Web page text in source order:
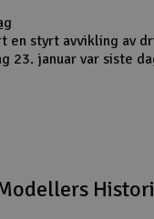
en styrt avvikling av
23. januar var siste